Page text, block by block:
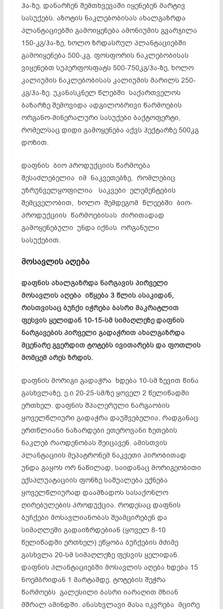
ჰა-ზე. დანარჩენ შემთხვევაში იყენებენ მარტივ
სასუქებს. აზოტის ნაკლებობისას ახალგაზრდა
პლანტაციებში გამოიყენება ამონიუმის გვარჯილა
150-კგ/ჰა-ზე, ხოლო ზრდასრულ პლანტაციებში
გამოიყენება 500-კგ. ფოსფორის ნაკლებობისას
ვიყენებთ სუპერფოსფატს 500-750კგ/ჰა-ზე, ხოლო
კალიუმის ნაკლებობისას კალიუმის მარილს 250-
კგ/ჰა-ზე. უკანასკნელ წლებში საქართველოს
ბაზარზე შემოვიდა ადგილობრივი წარმოების
ორგანო-მინერალური სასუქები ბაქტოფერტი,
რომელსაც დიდი გამოყენება აქვს ჰექტარზე 500კგ
დოზით.
დაფნის ბიო პროდუქციის წარმოება
შესაძლებელია იმ ნაკვეთებზე, რომლებიც
უზრუნველყოფილია საკვები ელემენტების
შემცველობით, ხოლო შემდეგომ წლეებში ბიო-
პროდუქციის წარმოებისას ძირითადად
გამოყენებული უნდა იქნას ორგანული
სასუქებით.
მოსავლის აღება
დაფნის ახალგაზრდა ნარგავის პირველი
მოსავლის აღება იწყება 3 წლის ასაკიდან,
რისთვისაც ბუჩქი იჭრება ბასრი მაკრატლით
ფესვის ყელიდან 10-15-სმ სიმაღლეზე დაფნის
ნარგავების პირველი გადაჭრით ახალგაზრდა
მცენარე გვერდით ტოტებს ივითარებს და ფოთლის
მომცემ არეს ზრდის.
დაფნის მორიგი გადაჭრა ხდება 10-სმ ზევით წინა
გასხვლაზე, ე.ი 20-25-სმ/ზე ყოველ 2 წელიწადში
ერთხელ. დაფნის შპალერული ნარგაობის
ყოველწლიური გადაჭრა დაუშვებელია, რადგანაც
ერთწლიანი ნაზარდები ეთეროვანი ზეთების
ნაკლებ რაოდენობას შეიცავენ. ამისთვის
პლანტაციის მეპატრონემ ნაკვეთი პირობითად
უნდა გაყოს ორ ნაწილად, საიდანაც მორიგეობითი
ექსპლუატაციის ფონზე საშუალება ექნება
ყოველწლიურად დაამზადოს სასაქონლო
ღირებულების პროდუქცია. როდესაც დაფნის
ბუჩქები მოსავლიანობას შეამცირებენ და
სიმაღლეში გადაიზრდებიან (ყოველ 8-10
წელიწადში ერთხელ) ეწყობა ბუჩქების მძიმე
გასხვლა 20-სმ სიმაღლეზე ფესვის ყელიდან.
დაფნის პლანტაციებში მოსავლის აღება ხდება 15
ნოემბრიდან 1 მარტამდე. ტოტების შეჭრა
წარმოებს გალესილი ბასრი იარაღით მზიან
მშრალ ამინდში. ანასხვლავი მასა იკვრება მცირე